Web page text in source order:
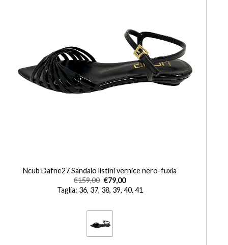
Ncub Dafne27 Sandalo listini vernice nero-fuxia
€159,00 €79,00
Taglia: 36, 37, 38, 39, 40, 41